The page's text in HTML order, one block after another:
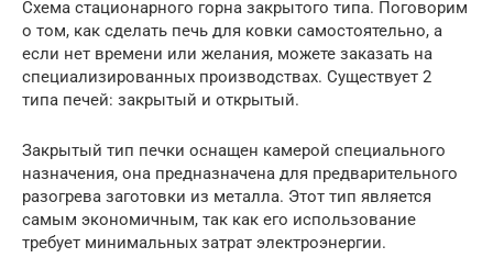
Схема стационарного горна закрытого типа. Поговорим
о том, как сделать печь для ковки самостоятельно, а
если нет времени или желания, можете заказать на
специализированных производствах. Существует 2
типа печей: закрытый и открытый.
Закрытый тип печки оснащен камерой специального
назначения, она предназначена для предварительного
разогрева заготовки из металла. Этот тип является
самым экономичным, так как его использование
требует минимальных затрат электроэнергии.